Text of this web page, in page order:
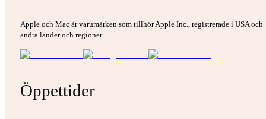
Apple och Mac är varumärken som tillhör Apple Inc., registrerade i USA och
andra länder och regioner.
Öppettider